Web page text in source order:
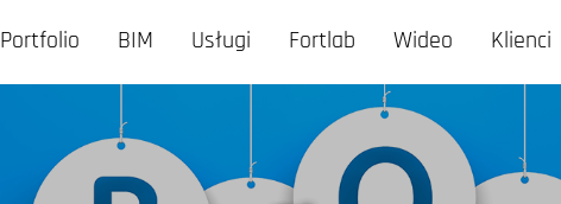
Portfolio BIM Usługi Fortlab Wideo Klienci